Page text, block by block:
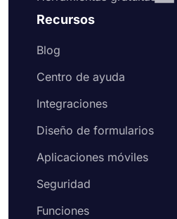
Recursos
Blog
Centro de ayuda
Integraciones
Diseño de formularios
Aplicaciones móviles
Seguridad
Funciones